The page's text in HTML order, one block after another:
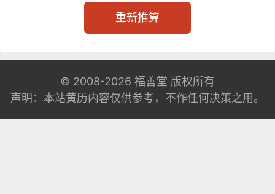
重新推算
© 2008-2026 福善堂 版权所有
声明：本站黄历内容仅供参考，不作任何决策之用。